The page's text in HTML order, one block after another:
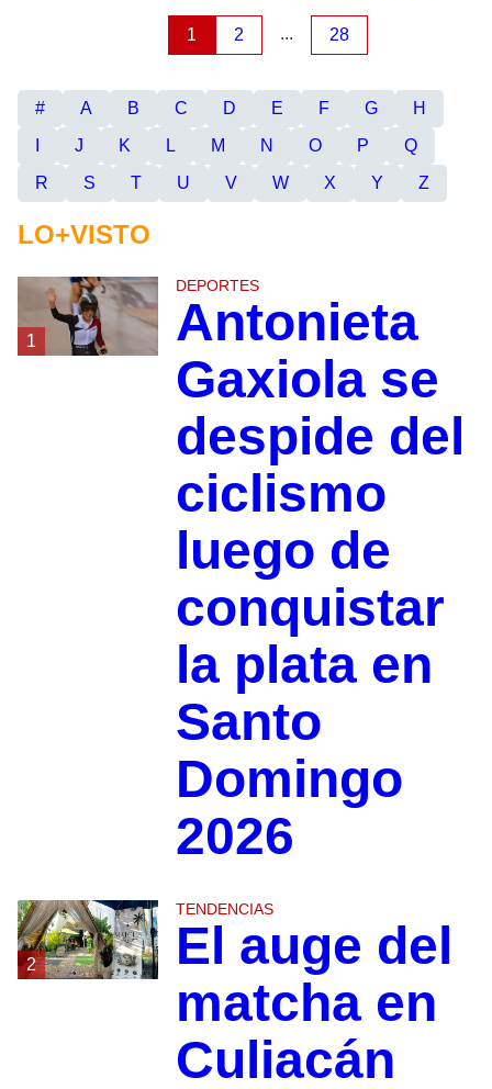
1 2 ... 28
# A B C D E F G
H
J K L M N O P
Q
R
S T U V W X Y Z
LO+VISTO
1
DEPORTES
Antonieta
Gaxiola se
despide del
ciclismo
luego de
conquistar
la plata en
Santo
Domingo
2026
2
TENDENCIAS
El auge del
matcha en
Culiacán